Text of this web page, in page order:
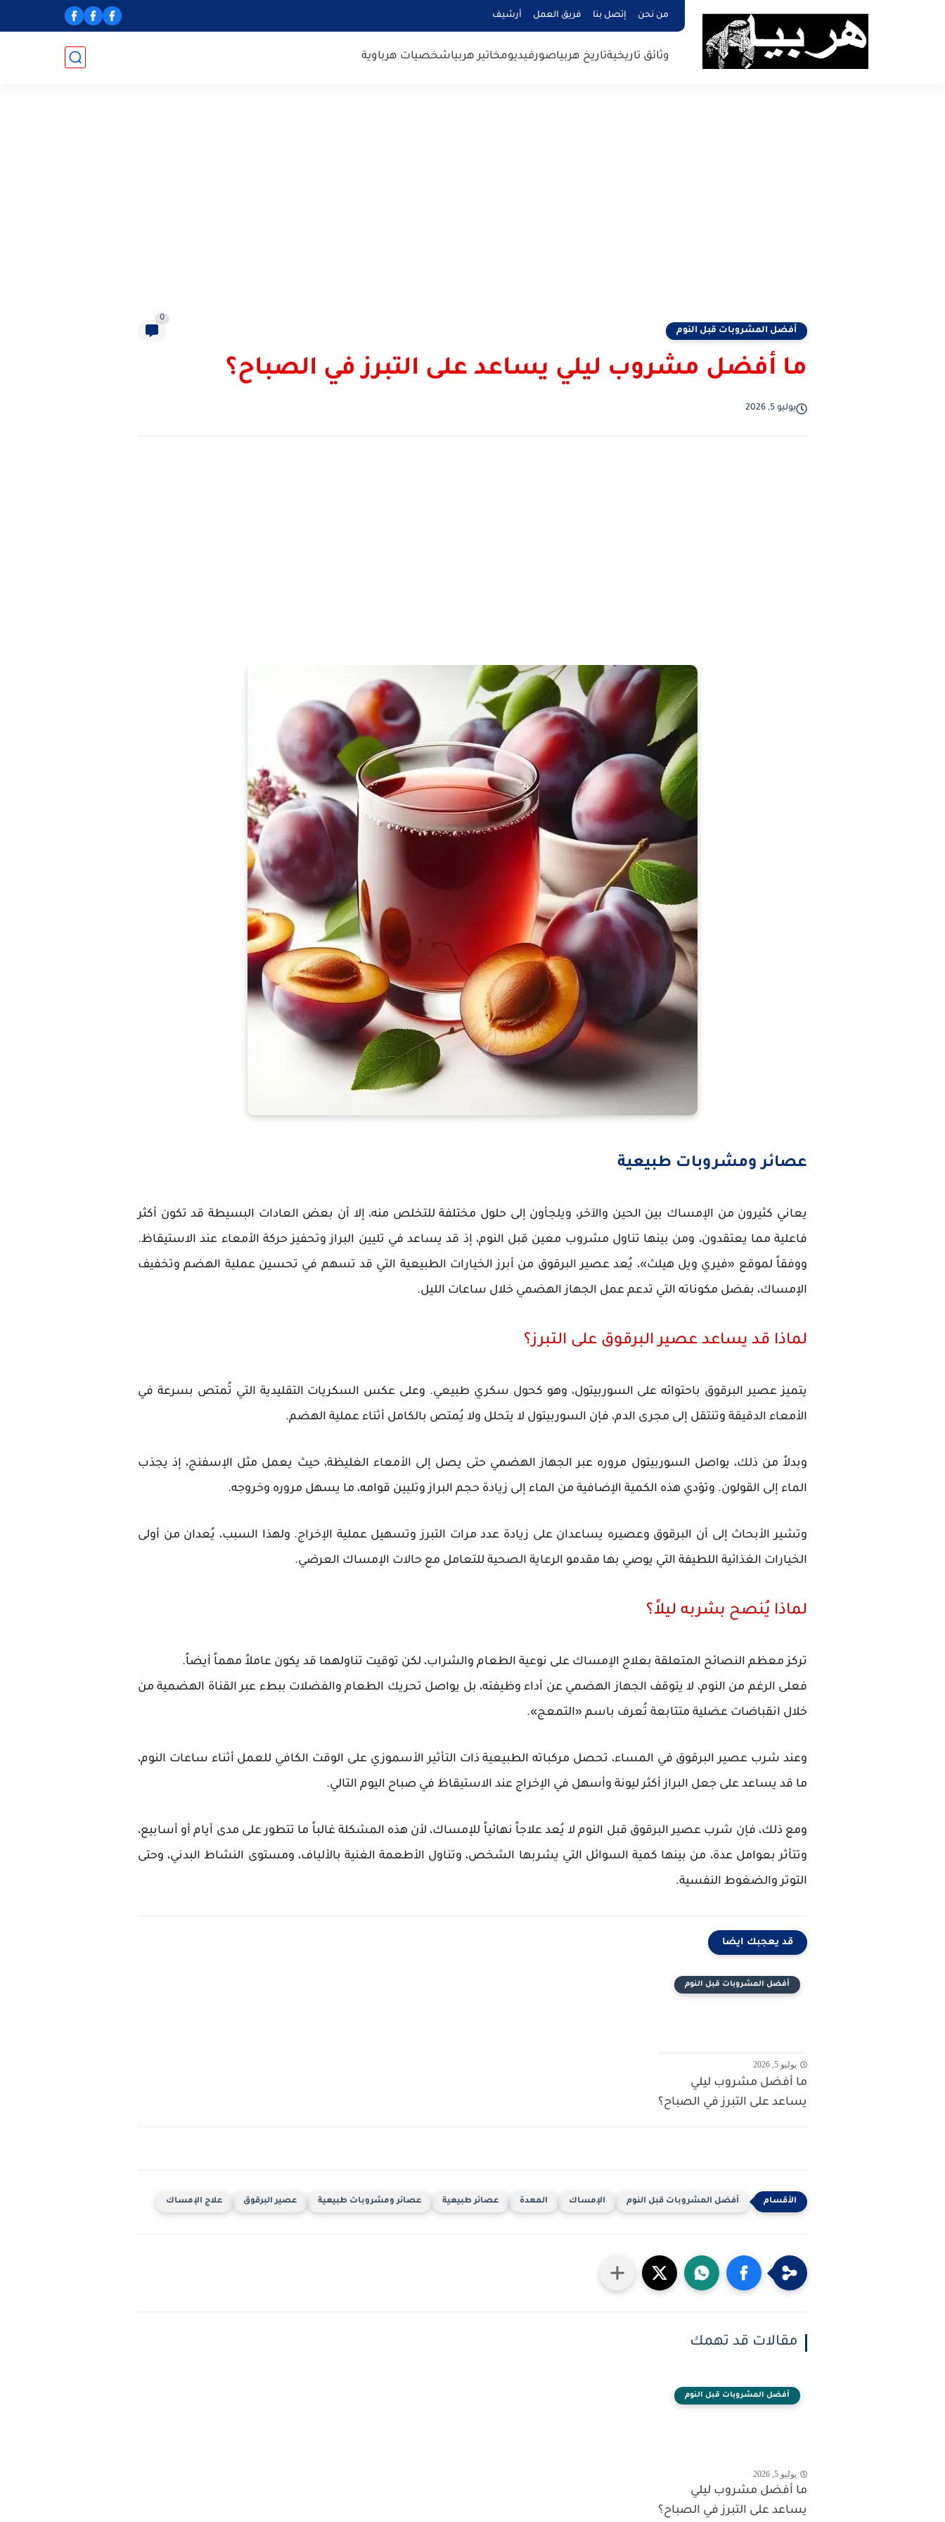
من نحن إتصل بنا فريق العمل أرشيف
وثائق تاريخيةتاريخ هربياصورفيديومخاتير هربياشخصيات هرباوية
أفضل المشروبات قبل النوم
0
ما أفضل مشروب ليلي يساعد على التبرز في الصباح؟
يوليو 5, 2026
عصائر ومشروبات طبيعية
يعاني كثيرون من الإمساك بين الحين والآخر، ويلجأون إلى حلول مختلفة للتخلص منه، إلا أن بعض العادات البسيطة قد تكون أكثر
فاعلية مما يعتقدون، ومن بينها تناول مشروب معين قبل النوم، إذ قد يساعد في تليين البراز وتحفيز حركة الأمعاء عند الاستيقاظ.
ووفقاً لموقع «فيري ويل هيلث»، يُعد عصير البرقوق من أبرز الخيارات الطبيعية التي قد تسهم في تحسين عملية الهضم وتخفيف
الإمساك، بفضل مكوناته التي تدعم عمل الجهاز الهضمي خلال ساعات الليل.
لماذا قد يساعد عصير البرقوق على التبرز؟
يتميز عصير البرقوق باحتوائه على السوربيتول، وهو كحول سكري طبيعي. وعلى عكس السكريات التقليدية التي تُمتص بسرعة في
الأمعاء الدقيقة وتنتقل إلى مجرى الدم، فإن السوربيتول لا يتحلل ولا يُمتص بالكامل أثناء عملية الهضم.
وبدلاً من ذلك، يواصل السوربيتول مروره عبر الجهاز الهضمي حتى يصل إلى الأمعاء الغليظة، حيث يعمل مثل الإسفنج، إذ يجذب
الماء إلى القولون. وتؤدي هذه الكمية الإضافية من الماء إلى زيادة حجم البراز وتليين قوامه، ما يسهل مروره وخروجه.
وتشير الأبحاث إلى أن البرقوق وعصيره يساعدان على زيادة عدد مرات التبرز وتسهيل عملية الإخراج. ولهذا السبب، يُعدان من أولى
الخيارات الغذائية اللطيفة التي يوصي بها مقدمو الرعاية الصحية للتعامل مع حالات الإمساك العرضي.
لماذا يُنصح بشربه ليلاً؟
تركز معظم النصائح المتعلقة بعلاج الإمساك على نوعية الطعام والشراب، لكن توقيت تناولهما قد يكون عاملاً مهماً أيضاً.
فعلى الرغم من النوم، لا يتوقف الجهاز الهضمي عن أداء وظيفته، بل يواصل تحريك الطعام والفضلات ببطء عبر القناة الهضمية من
خلال انقباضات عضلية متتابعة تُعرف باسم «التمعج».
وعند شرب عصير البرقوق في المساء، تحصل مركباته الطبيعية ذات التأثير الأسموزي على الوقت الكافي للعمل أثناء ساعات النوم،
ما قد يساعد على جعل البراز أكثر ليونة وأسهل في الإخراج عند الاستيقاظ في صباح اليوم التالي.
ومع ذلك، فإن شرب عصير البرقوق قبل النوم لا يُعد علاجاً نهائياً للإمساك، لأن هذه المشكلة غالباً ما تتطور على مدى أيام أو أسابيع،
وتتأثر بعوامل عدة، من بينها كمية السوائل التي يشربها الشخص، وتناول الأطعمة الغنية بالألياف، ومستوى النشاط البدني، وحتى
التوتر والضغوط النفسية.
قد يعجبك ايضا
أفضل المشروبات قبل النوم
يوليو 5, 2026
ما أفضل مشروب ليلي
يساعد على التبرز في الصباح؟
أفضل المشروبات قبل النوم الإمساك المعدة عصائر طبيعية عصائر ومشروبات طبيعية عصير البرقوق علاج الإمساك
مقالات قد تهمك
أفضل المشروبات قبل النوم
يوليو 5, 2026
ما أفضل مشروب ليلي
يساعد على التبرز في الصباح؟